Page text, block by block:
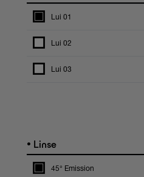
Lui 01
Lui 02
Lui 03
• Linse
45° Emission